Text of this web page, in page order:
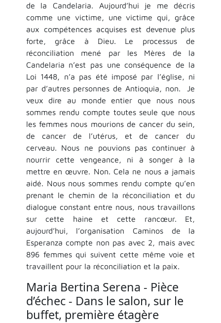
de la Candelaria. Aujourd’hui je me décris
comme une victime, une victime qui, grâce
aux compétences acquises est devenue plus
forte, grâce à Dieu. Le processus de
réconciliation mené par les Mères de la
Candelaria n’est pas une conséquence de la
Loi 1448, n’a pas été imposé par l’église, ni
par d’autres personnes de Antioquia, non. Je
veux dire au monde entier que nous nous
sommes rendu compte toutes seule que nous
les femmes nous mourions de cancer du sein,
de cancer de l’utérus, et de cancer du
cerveau. Nous ne pouvions pas continuer à
nourrir cette vengeance, ni à songer à la
mettre en œuvre. Non. Cela ne nous a jamais
aidé. Nous nous sommes rendu compte qu’en
prenant le chemin de la réconciliation et du
dialogue constant entre nous, nous travaillons
sur cette haine et cette rancœur. Et,
aujourd’hui, l’organisation Caminos de la
Esperanza compte non pas avec 2, mais avec
896 femmes qui suivent cette même voie et
travaillent pour la réconciliation et la paix.
Maria Bertina Serena - Pièce
d’échec - Dans le salon, sur le
buffet, première étagère